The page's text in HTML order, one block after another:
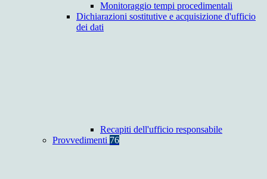
Monitoraggio tempi procedimentali
Dichiarazioni sostitutive e acquisizione d'ufficio
dei dati
Recapiti dell'ufficio responsabile
Provvedimenti 76